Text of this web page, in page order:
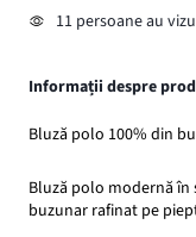
11 persoane au
Informații despre
Bluză polo 100% din
Bluză polo modernă în
buzunar rafinat pe